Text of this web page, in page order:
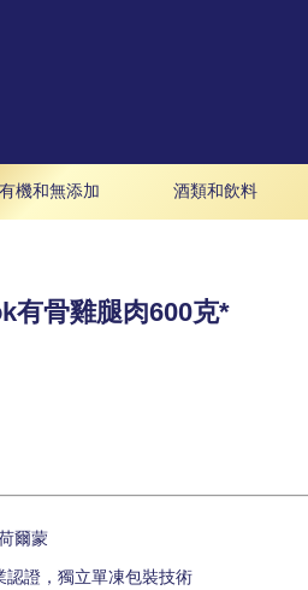
有機和無添加 酒類和飲料
有骨雞腿肉600克*
爾蒙
認證，獨立單凍包裝技術